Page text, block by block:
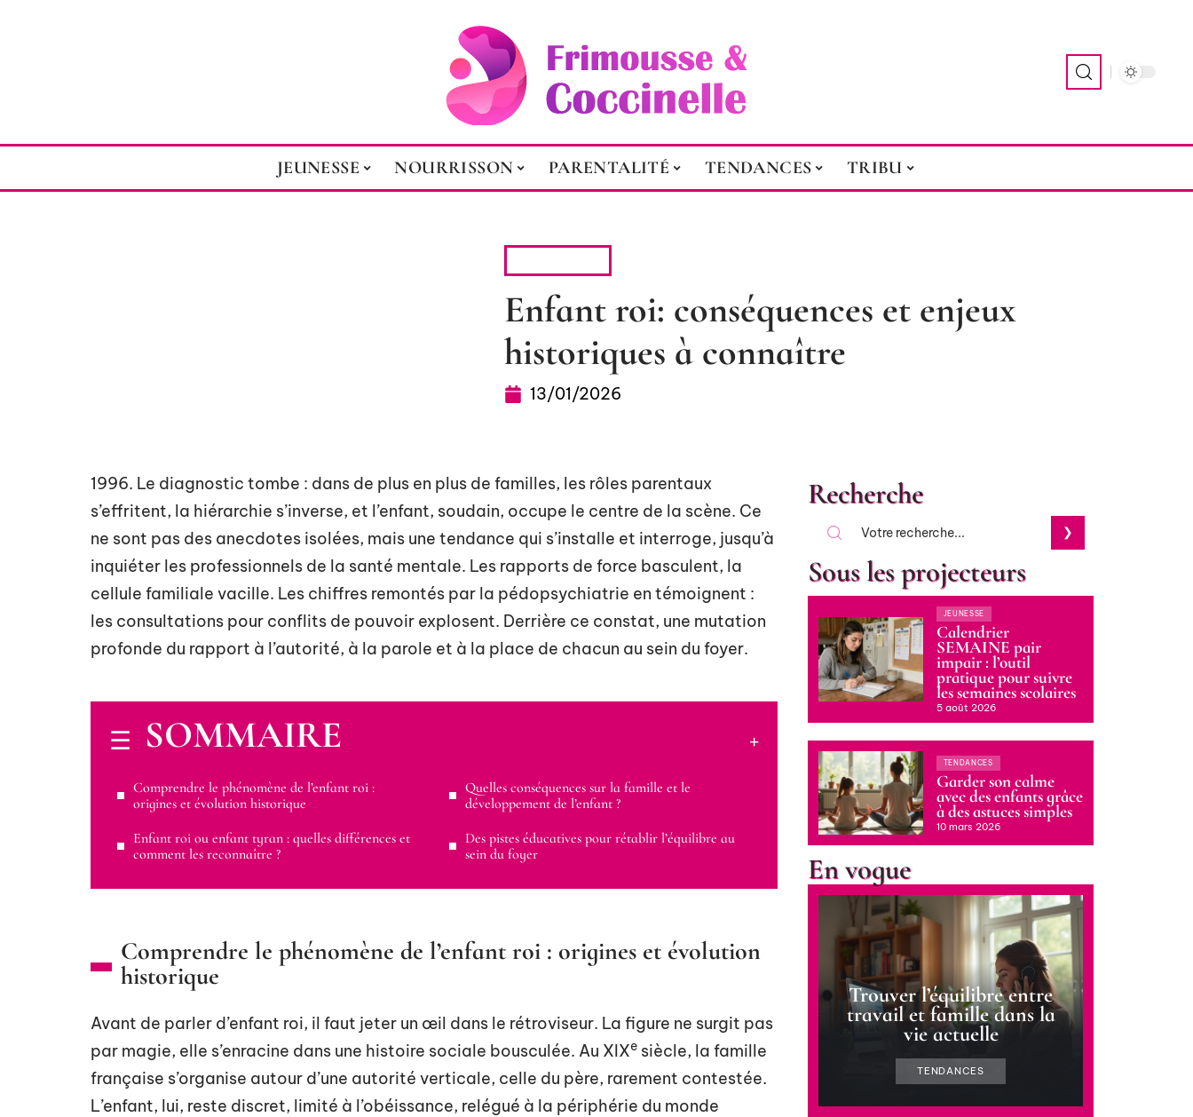
JEUNESSE NOURRISSON PARENTALITÉ TENDANCES TRIBU
Enfant roi: conséquences et enjeux
historiques à connaître
13/01/2026
1996. Le diagnostic tombe : dans de plus en plus de familles, les rôles parentaux
s’effritent, la hiérarchie s’inverse, et l’enfant, soudain, occupe le centre de la scène. Ce
ne sont pas des anecdotes isolées, mais une tendance qui s’installe et interroge, jusqu’à
inquiéter les professionnels de la santé mentale. Les rapports de force basculent, la
cellule familiale vacille. Les chiffres remontés par la pédopsychiatrie en témoignent :
les consultations pour conflits de pouvoir explosent. Derrière ce constat, une mutation
profonde du rapport à l’autorité, à la parole et à la place de chacun au sein du foyer.
SOMMAIRE
Comprendre le phénomène de l’enfant roi :
origines et évolution historique
Enfant roi ou enfant tyran : quelles différences et
comment les reconnaître ?
Quelles conséquences sur la famille et le
développement de l’enfant ?
Des pistes éducatives pour rétablir l’équilibre au
sein du foyer
Comprendre le phénomène de l’enfant roi : origines et évolution
historique
Avant de parler d’enfant roi, il faut jeter un œil dans le rétroviseur. La figure ne surgit pas
par magie, elle s’enracine dans une histoire sociale bousculée. Au XIXe siècle, la famille
française s’organise autour d’une autorité verticale, celle du père, rarement contestée.
L’enfant, lui, reste discret, limité à l’obéissance, relégué à la périphérie du monde
Recherche
Sous les projecteurs
JEUNESSE
Calendrier
SEMAINE pair
impair : l’outil
pratique pour suivre
les semaines scolaires
5 août 2026
TENDANCES
Garder son calme
avec des enfants grâce
à des astuces simples
10 mars 2026
En vogue
Trouver l’équilibre entre
travail et famille dans la
vie actuelle
TENDANCES